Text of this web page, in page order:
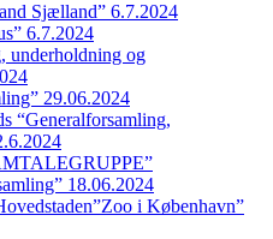
Sjælland” 6.7.2024
6.7.2024
underholdning og
29.06.2024
“Generalforsamling,
18.06.2024
i København”